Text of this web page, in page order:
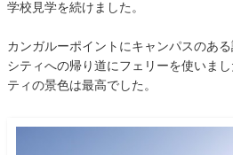
学校見学を続けました。
カンガルーポイントにキャンパスのあ
シティへの帰り道にフェリーを使いま
ティの景色は最高でした。